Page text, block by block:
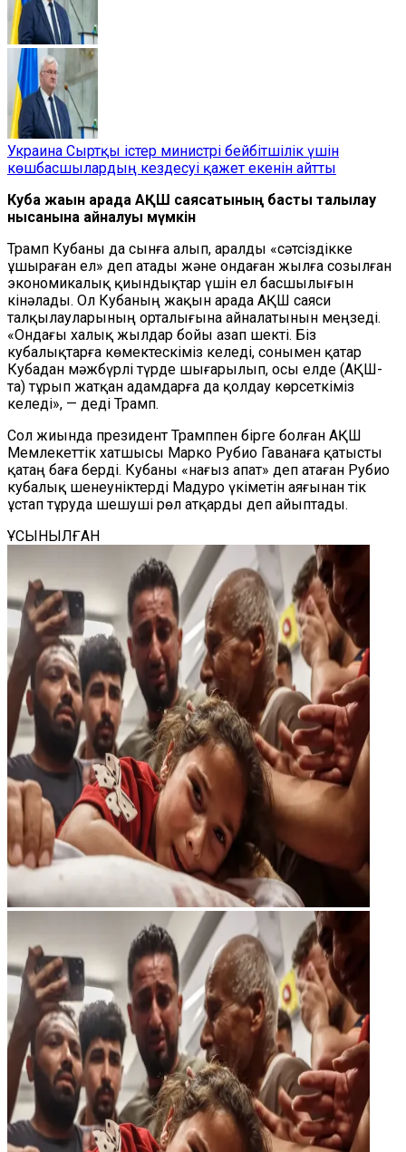
Украина Сыртқы істер министрі бейбітшілік үшін
көшбасшылардың кездесуі қажет екенін айтты
Куба жақын арада АҚШ саясатының басты талқылау
нысанына айналуы мүмкін
Трамп Кубаны да сынға алып, аралды «сәтсіздікке
ұшыраған ел» деп атады және ондаған жылға созылған
экономикалық қиындықтар үшін ел басшылығын
кінәлады. Ол Кубаның жақын арада АҚШ саяси
талқылауларының орталығына айналатынын меңзеді.
«Ондағы халық жылдар бойы азап шекті. Біз
кубалықтарға көмектескіміз келеді, сонымен қатар
Кубадан мәжбүрлі түрде шығарылып, осы елде (АҚШ-
та) тұрып жатқан адамдарға да қолдау көрсеткіміз
келеді», — деді Трамп.
Сол жиында президент Трамппен бірге болған АҚШ
Мемлекеттік хатшысы Марко Рубио Гаванаға қатысты
қатаң баға берді. Кубаны «нағыз апат» деп атаған Рубио
кубалық шенеуніктерді Мадуро үкіметін аяғынан тік
ұстап тұруда шешуші рөл атқарды деп айыптады.
ҰСЫНЫЛҒАН